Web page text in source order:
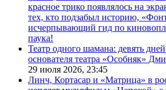
красное трико появлялось на
тех, кто подзабыл историю,
исчерпывающий гид по
паука!
Театр одного шамана: девять
основателя театра «Особняк»
29 июля 2026, 23:45
Линч, Кортасар и «Матрица» в